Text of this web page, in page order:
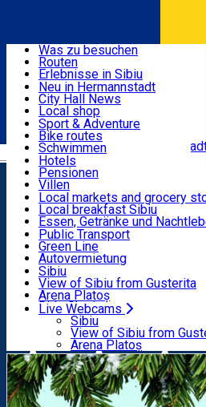
Română
Nützliche informationen
Aktivitäten & Abenteuer
Unterkunft
Essen, Getränke & Nachtleben
Transport & Parken
Live Webcams
Was zu besuchen
Routen
Erlebnisse in Sibiu
Podcast
Kultur
Museen
Kirchen
Parks, Zoo
Im Umkreis von
Neu in Hermannstadt
City Hall News
Local shop
Sibiu Handwerker
Sibiul Verde
Public services
Bildung
Wie komme ich nach Sibiu?
Touristeninfo
Reiseführer
Guided tours
Local publication
Schönheitssalon
Sport & Adventure
Bike routes
Schwimmen
Reiten
Fitnessstudio
Loc de joacă indoor
Loc de joacă outdoor
Ski
Eislaufen
Yoga
Hotels
Pensionen
Villen
Hostels
Motels
Camping
Zimmer zu vermieten
Wohnungen
Unterkunft außerhalb von Sibiu
Local markets and grocery
Local breakfast Sibiu
Essen, Getränke und
Pizza
Fast Food
Kaffeestube
Konditorei
Pub, Bar
Nachtclubs
Bäckerei
Public Transport
Green Line
Autovermietung
Fahrad verleih
Scooter rentals
Taxi
Ride Sharing
Park-Tickets
Parkplätze
Ladestationen für
Sibiu
View of Sibiu from Gusterita
Arena Platoș
Live Webcams
Sibiu
View of Sibiu from
Arena Platoș
Home Workshop
ATELIER
GLOBURI DE STICLĂ